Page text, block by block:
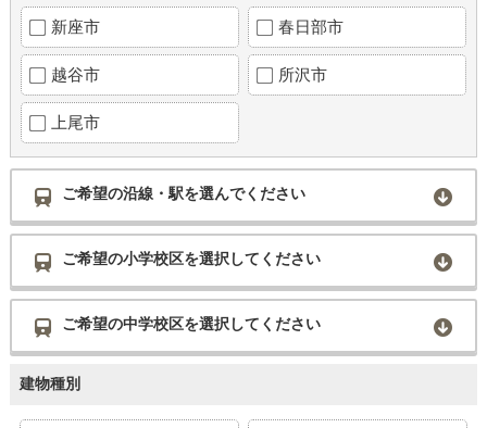
新座市 春日部市
越谷市 所沢市
上尾市
ご希望の沿線・駅を選んでください
ご希望の小学校区を選択してください
ご希望の中学校区を選択してください
建物種別